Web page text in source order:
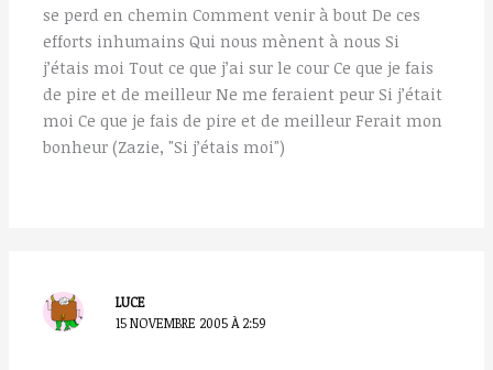
se perd en chemin Comment venir à bout De ces
efforts inhumains Qui nous mènent à nous Si
j’étais moi Tout ce que j’ai sur le cour Ce que je fais
de pire et de meilleur Ne me feraient peur Si j’était
moi Ce que je fais de pire et de meilleur Ferait mon
bonheur (Zazie, "Si j’étais moi")
LUCE
15 NOVEMBRE 2005 À 2:59